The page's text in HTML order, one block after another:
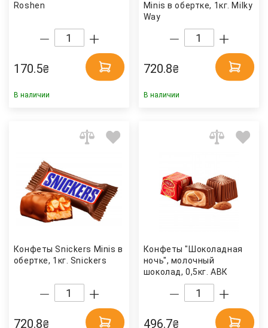
Roshen
170.5₴
В наличии
Minis в обертке, 1кг. Milky
Way
720.8₴
В наличии
Конфеты Snickers Minis в
обертке, 1кг. Snickers
720.8₴
Конфеты "Шоколадная
ночь", молочный
шоколад, 0,5кг. АВК
496.7₴